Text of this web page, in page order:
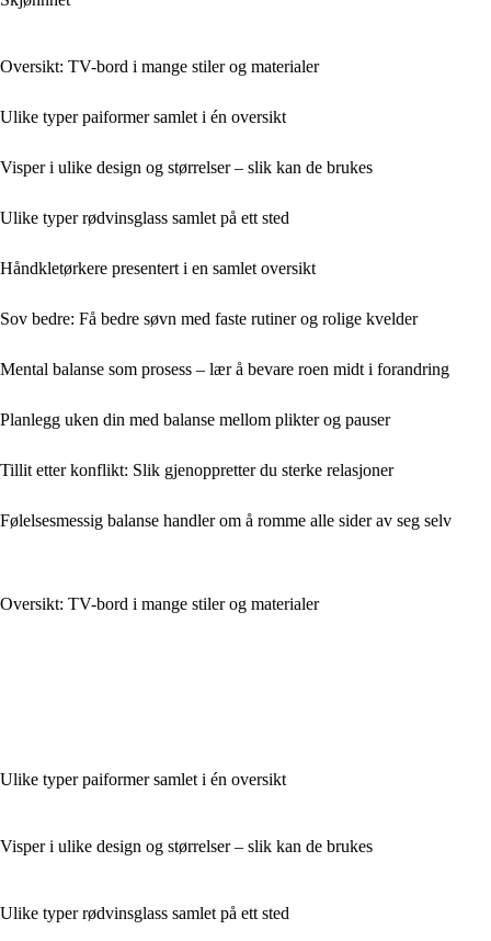
Oversikt: TV-bord i mange stiler og materialer
Ulike typer paiformer samlet i én oversikt
Visper i ulike design og størrelser – slik kan de brukes
Ulike typer rødvinsglass samlet på ett sted
Håndkletørkere presentert i en samlet oversikt
Sov bedre: Få bedre søvn med faste rutiner og rolige kvelder
Mental balanse som prosess – lær å bevare roen midt i forandring
Planlegg uken din med balanse mellom plikter og pauser
Tillit etter konflikt: Slik gjenoppretter du sterke relasjoner
Følelsesmessig balanse handler om å romme alle sider av seg selv
Oversikt: TV-bord i mange stiler og materialer
Ulike typer paiformer samlet i én oversikt
Visper i ulike design og størrelser – slik kan de brukes
Ulike typer rødvinsglass samlet på ett sted